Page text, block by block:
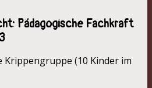
Pädagogische Fachkraft
(10 Kinder im